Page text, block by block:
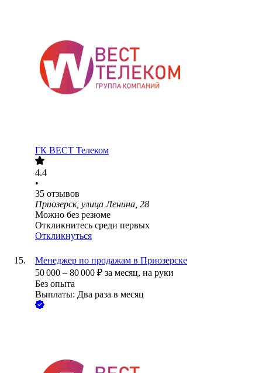
ГК ВЕСТ Телеком
4.4
•
35 отзывов
Приозерск, улица Ленина, 28
Можно без резюме
Откликнитесь среди первых
Откликнуться
Менеджер по продажам в Приозерске
50 000 – 80 000 ₽ за месяц, на руки
Без опыта
Выплаты: Два раза в месяц